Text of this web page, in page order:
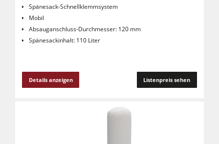
Langband- & Kantenschleifmaschinen
Bürst- und Bürstschleifmaschinen
Bandsägen
Druckbalkensägen & Plattenaufteilsägen
Heizplattenpressen & Vakuumpressen
Spänesack-Schnellklemmsystem
Mobil
Absauganschluss-Durchmesser: 120 mm
Spänesackinhalt: 110 Liter
Details anzeigen Listenpreis sehen